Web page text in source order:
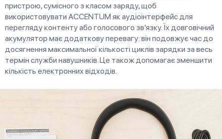
пристрою, сумісного з класом заряду, щоб
використовувати ACCENTUM як аудіоінтерфейс для
перегляду контенту або голосового зв’язку. Їх довговічний
акумулятор має додаткову перевагу: він подовжує час до
досягнення максимальної кількості циклів зарядки за весь
термін служби навушників. Це також допомагає зменшити
кількість електронних відходів.